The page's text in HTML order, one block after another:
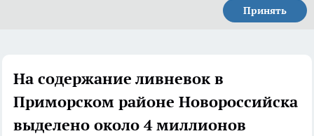
Принять
На содержание ливневок в
Приморском районе Новороссийска
выделено около 4 миллионов